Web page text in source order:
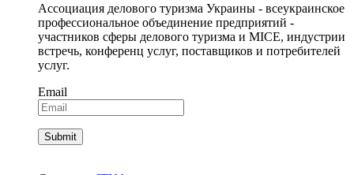
Ассоциация делового туризма Украины - всеукраинское
профессиональное объединение предприятий -
участников сферы делового туризма и MICE, индустрии
встречь, конференц услуг, поставщиков и потребителей
услуг.
Email